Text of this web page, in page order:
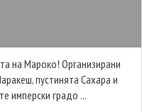
на Мароко! Организирани
пустинята Сахара и
имперски градо ...